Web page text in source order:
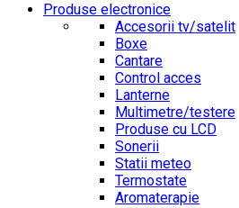
Produse electronice
Accesorii tv/satelit
Boxe
Cantare
Control acces
Lanterne
Multimetre/testere
Produse cu LCD
Sonerii
Statii meteo
Termostate
Aromaterapie